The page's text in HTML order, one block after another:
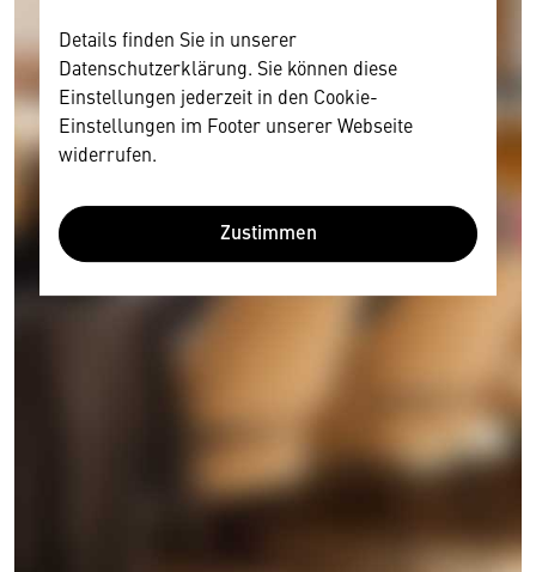
Details finden Sie in unserer
Datenschutzerklärung. Sie können diese
Einstellungen jederzeit in den Cookie-
Einstellungen im Footer unserer Webseite
widerrufen.
Zustimmen
Wir benötigen Ihre Zustimmung
Hier würden wir Ihnen gerne einen externen